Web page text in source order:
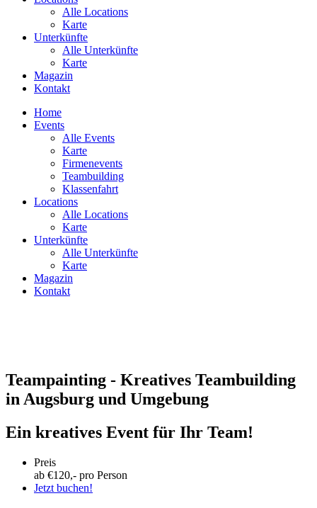
Alle Locations
Karte
Unterkünfte
Alle Unterkünfte
Karte
Magazin
Kontakt
Home
Events
Alle Events
Karte
Firmenevents
Teambuilding
Klassenfahrt
Locations
Alle Locations
Karte
Unterkünfte
Alle Unterkünfte
Karte
Magazin
Kontakt
Teampainting - Kreatives Teambuilding
in Augsburg und Umgebung
Ein kreatives Event für Ihr Team!
Preis
ab €120,- pro Person
Jetzt buchen!